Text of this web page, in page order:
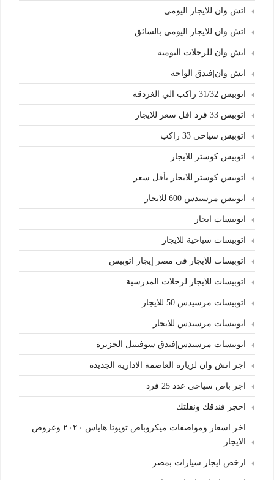
اتش وان للايجار اليومي
اتش وان للايجار اليومي بالسائق
اتش وان للرحلات اليوميه
اتش وان|فندق الواحة
اتوبيس 31/32 راكب الي الغردقة
اتوبيس 33 فرد اقل سعر للايجار
اتوبيس سياحي 33 راكب
اتوبيس كوستر للايجار
اتوبيس كوستر للايجار بأقل سعر
اتوبيس مرسيدس 600 للايجار
اتوبيسات ايجار
اتوبيسات سياحية للايجار
اتوبيسات للايجار فى مصر إيجار اتوبيس
اتوبيسات للايجار لرحلات المدرسية
اتوبيسات مرسيدس 50 للايجار
اتوبيسات مرسيدس للايجار
اتوبيسات مرسيدس|فندق سوفيتيل الجزيرة
اجر اتش وان لزيارة العاصمة الادارية الجديدة
اجر باص سياحي عدد 25 فرد
احجز فندقك ونقلتك
اخر اسعار ومواصفات ميكروباص تويوتا هاياس ٢٠٢٠ وعروض
الايجار
ارخص ايجار سيارات بمصر